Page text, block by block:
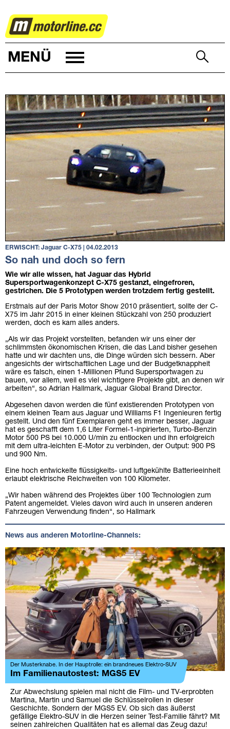
AUTOWELT
MENÜ
ERWISCHT: Jaguar C-X75 | 04.02.2013
So nah und doch so fern
Wie wir alle wissen, hat Jaguar das Hybrid
Supersportwagenkonzept C-X75 gestanzt, eingefroren,
gestrichen. Die 5 Prototypen werden trotzdem fertig gestellt.
Erstmals auf der Paris Motor Show 2010 präsentiert, sollte der C-
X75 im Jahr 2015 in einer kleinen Stückzahl von 250 produziert
werden, doch es kam alles anders.
„Als wir das Projekt vorstellten, befanden wir uns einer der
schlimmsten ökonomischen Krisen, die das Land bisher gesehen
hatte und wir dachten uns, die Dinge würden sich bessern. Aber
angesichts der wirtschaftlichen Lage und der Budgetknappheit
wäre es falsch, einen 1-Millionen Pfund Supersportwagen zu
bauen, vor allem, weil es viel wichtigere Projekte gibt, an denen wir
arbeiten“, so Adrian Hallmark, Jaguar Global Brand Director.
Abgesehen davon werden die fünf existierenden Prototypen von
einem kleinen Team aus Jaguar und Williams F1 Ingenieuren fertig
gestellt. Und den fünf Exemplaren geht es immer besser, Jaguar
hat es geschafft dem 1,6 Liter Formel-1-inpirierten, Turbo-Benzin
Motor 500 PS bei 10.000 U/min zu entlocken und ihn erfolgreich
mit dem ultra-leichten E-Motor zu verbinden, der Output: 900 PS
und 900 Nm.
Eine hoch entwickelte flüssigkeits- und luftgekühlte Batterieeinheit
erlaubt elektrische Reichweiten von 100 Kilometer.
„Wir haben während des Projektes über 100 Technologien zum
Patent angemeldet. Vieles davon wird auch in unseren anderen
Fahrzeugen Verwendung finden“, so Hallmark
News aus anderen Motorline-Channels:
Der Musterknabe. In der Hauptrolle: ein brandneues Elektro-SUV
Im Familienautostest: MGS5 EV
Zur Abwechslung spielen mal nicht die Film- und TV-erprobten
Martina, Martin und Samuel die Schlüsselrollen in dieser
Geschichte. Sondern der MGS5 EV. Ob sich das äußerst
gefällige Elektro-SUV in die Herzen seiner Test-Familie fährt? Mit
seinen zahlreichen Qualitäten hat es allemal das Zeug dazu!